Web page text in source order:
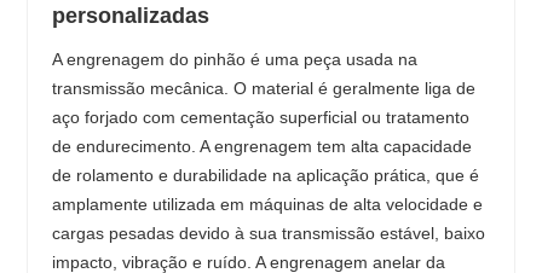
personalizadas
A engrenagem do pinhão é uma peça usada na
transmissão mecânica. O material é geralmente liga de
aço forjado com cementação superficial ou tratamento
de endurecimento. A engrenagem tem alta capacidade
de rolamento e durabilidade na aplicação prática, que é
amplamente utilizada em máquinas de alta velocidade e
cargas pesadas devido à sua transmissão estável, baixo
impacto, vibração e ruído. A engrenagem anelar da